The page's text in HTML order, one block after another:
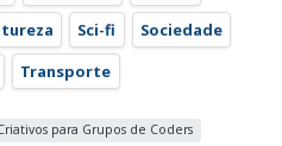
Sci-fi
Sociedade
Transporte
para Grupos de Coders